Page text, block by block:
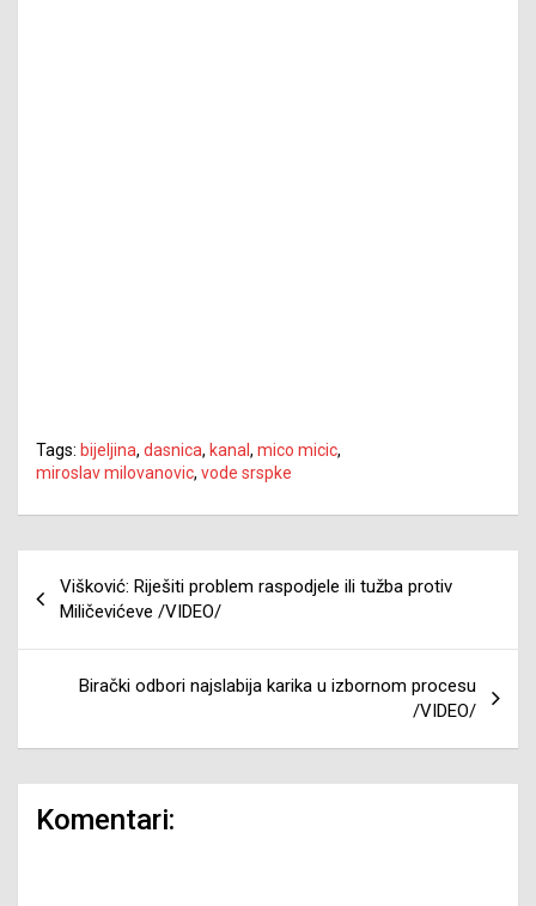
Tags: bijeljina, dasnica, kanal , mico micic,
miroslav milovanovic, vode srspke
članaka
Višković: Riješiti problem raspodjele ili tužba protiv
Miličevićeve /VIDEO/
Birački odbori najslabija karika u izbornom procesu
/VIDEO/
Komentari: